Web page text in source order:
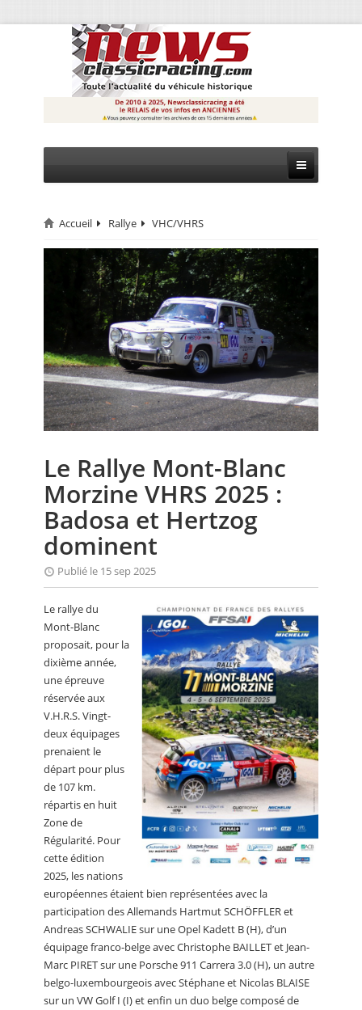
CIRCUIT
MONTAGNE
EVÈNEMENTS
CALENDRIER
FOCUS
ANNUAIRES
PETITES ANNONCES
Accueil Rallye VHC/VHRS
Le Rallye Mont-Blanc
Morzine VHRS 2025 :
Badosa et Hertzog
dominent
Publié le 15 sep 2025
Le rallye du
Mont-Blanc
proposait, pour la
dixième année,
une épreuve
réservée aux
V.H.R.S. Vingt-
deux équipages
prenaient le
départ pour plus
de 107 km.
répartis en huit
Zone de
Régularité. Pour
cette édition
2025, les nations
européennes étaient bien représentées avec la
participation des Allemands Hartmut SCHÖFFLER et
Andreas SCHWALIE sur une Opel Kadett B (H), d’un
équipage franco-belge avec Christophe BAILLET et Jean-
Marc PIRET sur une Porsche 911 Carrera 3.0 (H), un autre
belgo-luxembourgeois avec Stéphane et Nicolas BLAISE
sur un VW Golf I (I) et enfin un duo belge composé de